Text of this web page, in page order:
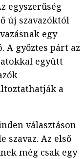
egyszerűség
új szavazóktól
egy
A győztes párt az
együtt
a
választáson
szavaz. Az első
még csak egy